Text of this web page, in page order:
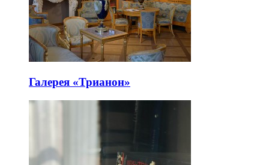
Галерея «Трианон»